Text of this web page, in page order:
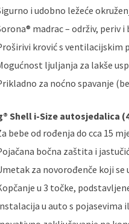
i udobno ležeće
madrac – održiv, periv
krović s ventilacijskim
ljuljanja za lakše
za noćno spavanje
Shell i-Size autosjedalica
bebe od rođenja do cca 15
bočna zaštita i
za novorođenče koji se
u 3 točke,
u auto s pojasevima